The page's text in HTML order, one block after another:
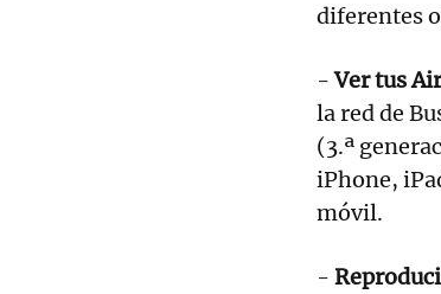
diferentes
-Ver tus
la red de
(3.ª
iPhone,
móvil.
-